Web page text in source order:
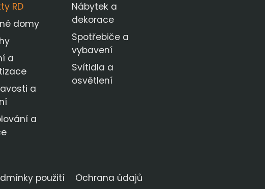
RD
domy
a
a
a
Nábytek a
dekorace
Spotřebiče a
vybavení
Svítidla a
osvětlení
použití Ochrana údajů